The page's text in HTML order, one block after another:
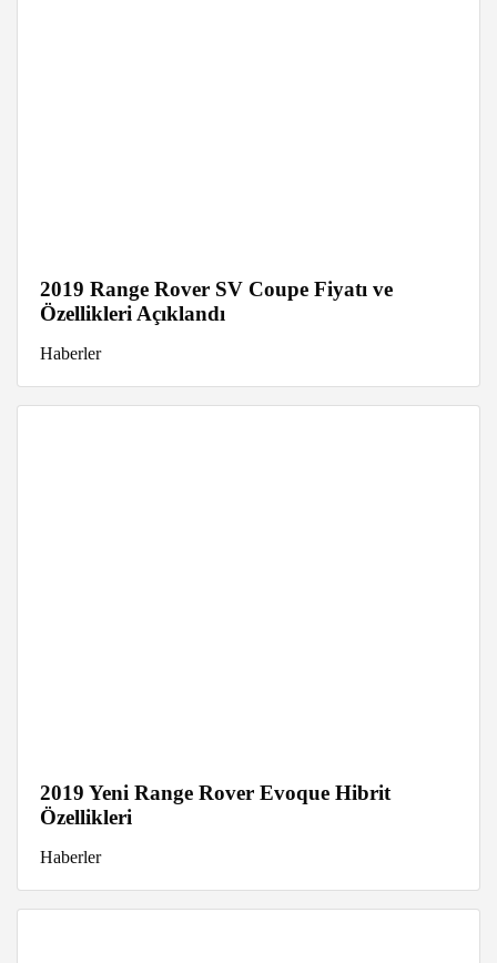
2019 Range Rover SV Coupe Fiyatı ve
Özellikleri Açıklandı
Haberler
2019 Yeni Range Rover Evoque Hibrit
Özellikleri
Haberler